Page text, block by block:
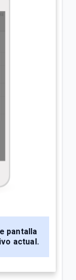
pantalla
actual.